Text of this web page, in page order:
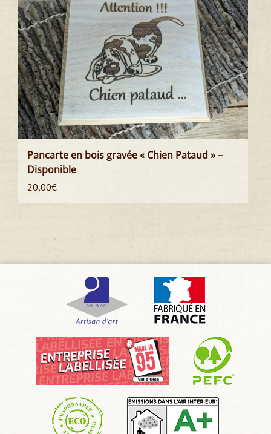
Pancarte en bois gravée « Chien Pataud » –
Disponible
20,00€